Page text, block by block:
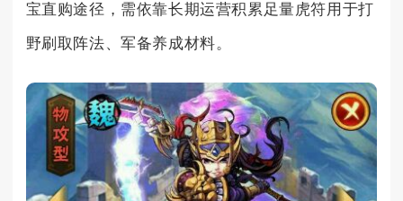
宝直购途径，需依靠长期运营积累足量虎符用于打
野刷取阵法、军备养成材料。